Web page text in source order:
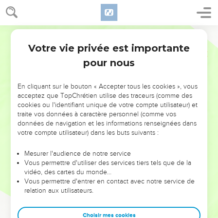
NE MANQUEZ PAS L’ÉVÉNEMENT
DE L’ANNÉE !
ET SI LEURS ERREURS POUVAIENT VOUS ÉVITER LES
VOTRES ?
leur foi ou leur vision. Mais on voit moins les doutes, les erreurs
et les saisons difficiles qu'ils ont traversés, alors même que ce
sont elles qui les ont façonnés.
Dans cette conférence, leaders, entrepreneurs, et responsables
clés pour avancer avec plus de sagesse afin que leurs erreurs
Votre vie privée est importante
pour nous
En cliquant sur le bouton « Accepter tous les cookies », vous
acceptez que TopChrétien utilise des traceurs (comme des
cookies ou l'identifiant unique de votre compte utilisateur) et
traite vos données à caractère personnel (comme vos
données de navigation et les informations renseignées dans
votre compte utilisateur) dans les buts suivants :
Mesurer l'audience de notre service
Vous permettre d'utiliser des services tiers tels que de la
vidéo, des cartes du monde…
Vous permettre d'entrer en contact avec notre service de
relation aux utilisateurs.
Choisir mes cookies